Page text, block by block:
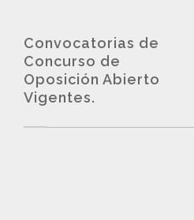
Convocatorias de
Concurso de
Oposición Abierto
Vigentes.